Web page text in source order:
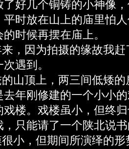
好几个铜铸的小神像
平时放在山上的庙里怕
时候再摆在庙上。
因为拍摄的缘故我赶
遇到。
顶上，两三间低矮的
去年刚修建的一个小小
戏楼。戏楼虽小，但终
，只能请了一个陕北说
，但期间所演绎的形